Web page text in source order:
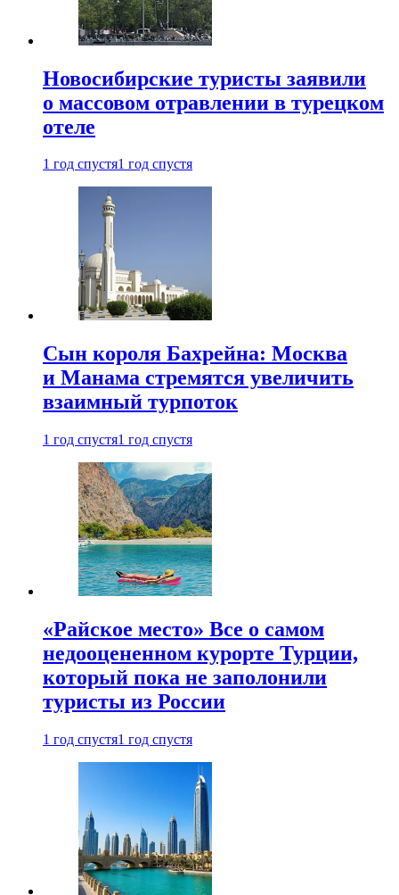
Новосибирские туристы заявили
о массовом отравлении в турецком
отеле
1 год спустя1 год спустя
Сын короля Бахрейна: Москва
и Манама стремятся увеличить
взаимный турпоток
1 год спустя1 год спустя
«Райское место» Все о самом
недооцененном курорте Турции,
который пока не заполонили
туристы из России
1 год спустя1 год спустя